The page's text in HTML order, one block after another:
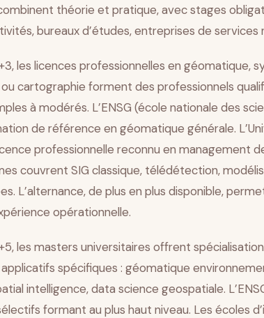
théorie et pratique, avec stages
bureaux d’études, entreprises de services
les licences professionnelles en géomatique,
cartographie forment des professionnels
à modérés. L’ENSG (école nationale des
de référence en géomatique générale.
professionnelle reconnu en management
couvrent SIG classique, télédétection,
L’alternance, de plus en plus disponible,
opérationnelle.
les masters universitaires offrent
spécifiques : géomatique
intelligence, data science geospatiale.
formant au plus haut niveau. Les écoles